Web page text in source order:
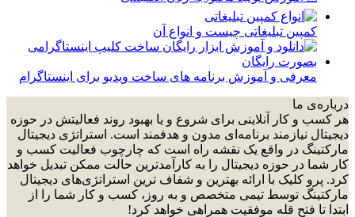
کمپین تبلیغاتی چیست و انواع آن
معرفی و آموزش برنامه های ساخت ویدیو برای اینستاگرام
درباره‌ی ما
هر کسب و کار آنلاینی برای شروع و یا بهبود روند فعالیتش در حوزه
دیجیتال نیازمند برنامه‌ای مدون و هدفمند است. استراتژی دیجیتال
مارکتینگ در واقع یک نقشه راه است که چارچوب فعالیت کسب و
کار شما در حوزه دیجیتال را به کارآمدترین حالت ممکن تبدیل خواهد
کرد. پرو کلیک با ارائه بهترین و شفاف ترین استراتژی‌های دیجیتال
مارکتینگ توسط تیمی متخصص و به روز، کسب و کار شما را از
ابتدا تا فتح قله موفقیت همراهی خواهد کرد!